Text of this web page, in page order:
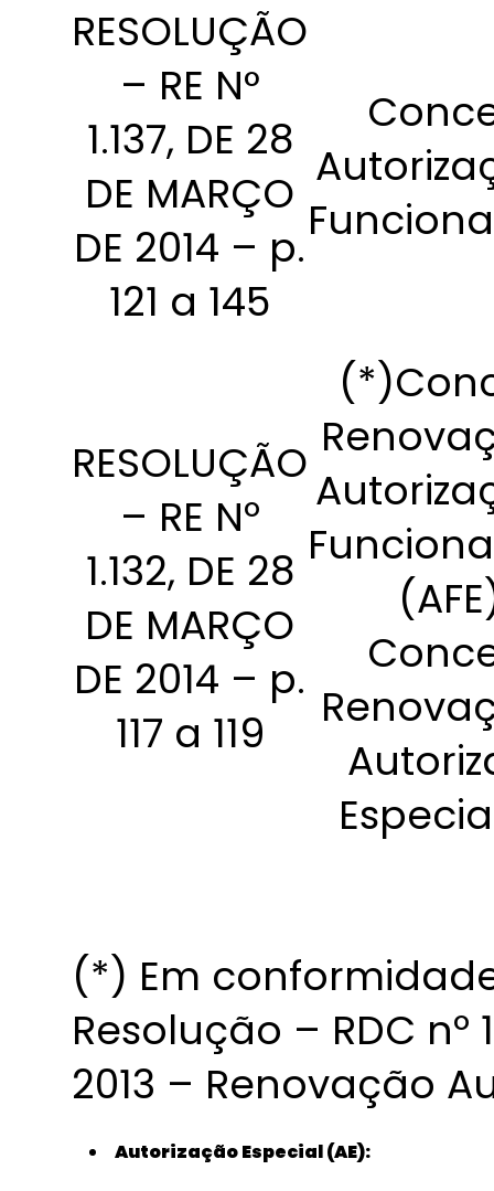
RESOLUÇÃO
– RE N°
1.137, DE 28
DE MARÇO
DE 2014 – p.
121 a 145
RESOLUÇÃO
– RE Nº
1.132, DE 28
DE MARÇO
DE 2014 – p.
117 a 119
(*) Em
Resolução – RDC
2013 – Renovação
Autorização Especial (AE):